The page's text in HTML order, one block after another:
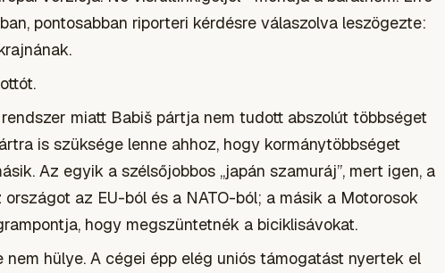
pontosabban riporteri kérdésre válaszolva leszögezte:
miatt Babiš pártja nem tudott abszolút többséget
is szüksége lenne ahhoz, hogy kormánytöbbséget
Az egyik a szélsőjobbos „japán szamuráj”, mert igen, a
az EU-ból és a NATO-ból; a másik a Motorosok
hogy megszüntetnék a biciklisávokat.
nem hülye. A cégei épp elég uniós támogatást nyertek el